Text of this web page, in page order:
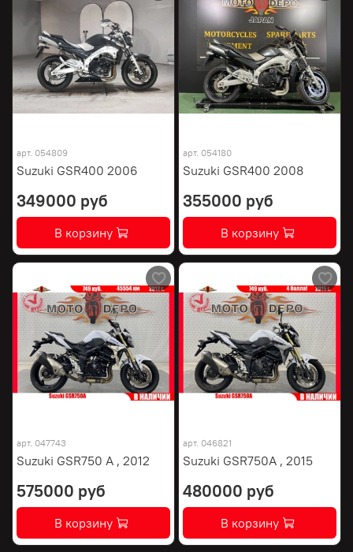
арт. 054809
Suzuki GSR400 2006
349000 руб
В корзину
арт. 054180
Suzuki GSR400 2008
355000 руб
В корзину
арт. 047743
Suzuki GSR750 A , 2012
575000 руб
В корзину
арт. 046821
Suzuki GSR750A , 2015
480000 руб
В корзину